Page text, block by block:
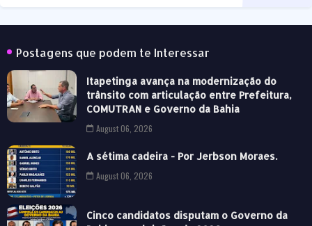
Postagens que podem te Interessar
Itapetinga avança na modernização do
trânsito com articulação entre Prefeitura,
COMUTRAN e Governo da Bahia
August 06, 2026
A sétima cadeira - Por Jerbson Moraes.
August 06, 2026
Cinco candidatos disputam o Governo da